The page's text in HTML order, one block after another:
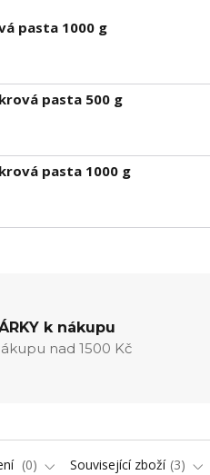
pasta 1000 g
pasta 500 g
pasta 1000 g
k nákupu
nad 1500 Kč
0 Související zboží 3